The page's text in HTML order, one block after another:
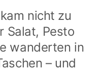
nicht zu
Salat, Pesto
wanderten in
– und